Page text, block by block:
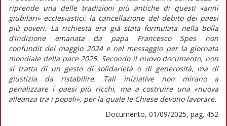
riprende una delle tradizioni più antiche di questi «anni
giubilari» ecclesiastici: la cancellazione del debito dei paesi
più poveri. La richiesta era già stata formulata nella bolla
d’indizione emanata da papa Francesco Spes non
confunditdel maggio 2024 e nel messaggio per la giornata
mondiale della pace 2025. Secondo il nuovo documento, non
si tratta di un gesto di solidarietà o di generosità, ma di
giustizia da ristabilire. Tali iniziative non mirano a
penalizzare i paesi più ricchi, ma a costruire una «nuova
alleanza tra i popoli», per la quale le Chiese devono lavorare.
Documento, 01/09/2025, pag. 452